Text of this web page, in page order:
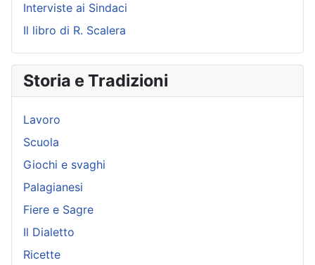
Interviste ai Sindaci
Il libro di R. Scalera
Storia e Tradizioni
Lavoro
Scuola
Giochi e svaghi
Palagianesi
Fiere e Sagre
Il Dialetto
Ricette